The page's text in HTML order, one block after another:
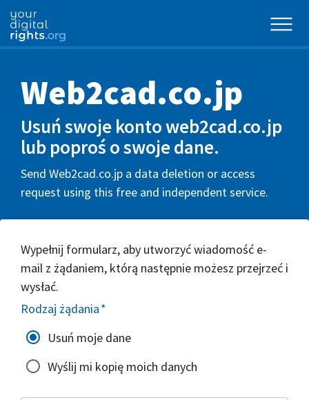
Web2cad.co.jp
Usuń swoje konto web2cad.co.jp
lub poproś o swoje dane.
Send Web2cad.co.jp a data deletion or access
request using this free and independent service.
Wypełnij formularz, aby utworzyć wiadomość e-
mail z żądaniem, którą następnie możesz przejrzeć i
wysłać.
Rodzaj żądania*
Usuń moje dane
Wyślij mi kopię moich danych